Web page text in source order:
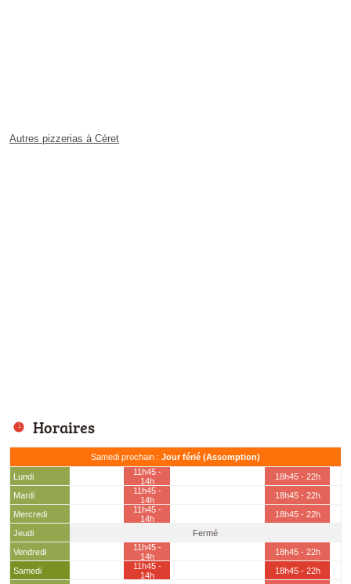
Autres pizzerias à Céret
Horaires
Samedi prochain : Jour férié (Assomption)
Lundi
11h45 -
14h
18h45 - 22h
Mardi
11h45 -
14h
18h45 - 22h
Mercredi
11h45 -
14h
18h45 - 22h
Jeudi
Fermé
Vendredi
11h45 -
14h
18h45 - 22h
Samedi
11h45 -
14h
18h45 - 22h